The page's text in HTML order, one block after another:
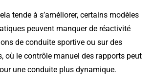
tende à s’améliorer, certains modèles
peuvent manquer de réactivité
de conduite sportive ou sur des
où le contrôle manuel des rapports peut
une conduite plus dynamique.